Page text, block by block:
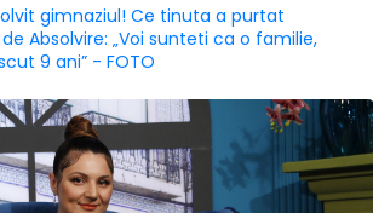
gimnaziul! Ce tinuta a purtat
Absolvire: „Voi sunteti ca o familie,
9 ani” - FOTO